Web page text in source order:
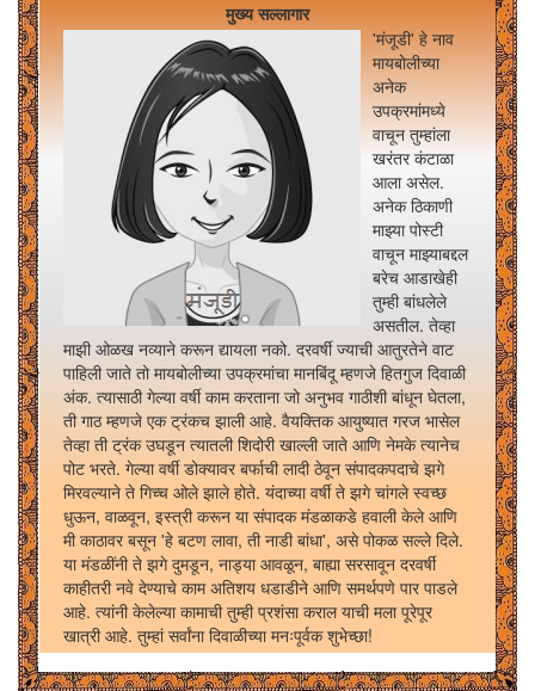
मुख्य सल्लागार
'मंजूडी' हे नाव
मायबोलीच्या
अनेक
उपक्रमांमध्ये
वाचून तुम्हांला
खरंतर कंटाळा
आला असेल.
अनेक ठिकाणी
माझ्या पोस्टी
वाचून माझ्याबद्दल
बरेच आडाखेही
तुम्ही बांधलेले
असतील. तेव्हा
माझी ओळख नव्याने करून द्यायला नको. दरवर्षी ज्याची आतुरतेने वाट
पाहिली जाते तो मायबोलीच्या उपक्रमांचा मानबिंदू म्हणजे हितगुज दिवाळी
अंक. त्यासाठी गेल्या वर्षी काम करताना जो अनुभव गाठीशी बांधून घेतला,
ती गाठ म्हणजे एक ट्रंकच झाली आहे. वैयक्तिक आयुष्यात गरज भासेल
तेव्हा ती ट्रंक उघडून त्यातली शिदोरी खाल्ली जाते आणि नेमके त्यानेच
पोट भरते. गेल्या वर्षी डोक्यावर बर्फाची लादी ठेवून संपादकपदाचे झगे
मिरवल्याने ते गिच्च ओले झाले होते. यंदाच्या वर्षी ते झगे चांगले स्वच्छ
धुऊन, वाळवून, इस्त्री करून या संपादक मंडळाकडे हवाली केले आणि
मी काठावर बसून 'हे बटण लावा, ती नाडी बांधा', असे पोकळ सल्ले दिले.
या मंडळींनी ते झगे दुमडून, नाड्या आवळून, बाह्या सरसावून दरवर्षी
काहीतरी नवे देण्याचे काम अतिशय धडाडीने आणि समर्थपणे पार पाडले
आहे. त्यांनी केलेल्या कामाची तुम्ही प्रशंसा कराल याची मला पूरेपूर
खात्री आहे. तुम्हां सर्वांना दिवाळीच्या मनःपूर्वक शुभेच्छा!